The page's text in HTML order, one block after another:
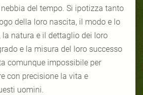
del tempo. Si ipotizza tanto
della loro nascita, il modo e lo
la natura e il dettaglio dei loro
e la misura del loro successo
comunque impossibile per
con precisione la vita e
uomini.